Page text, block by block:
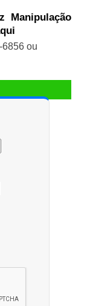
Manipulação
6856 ou